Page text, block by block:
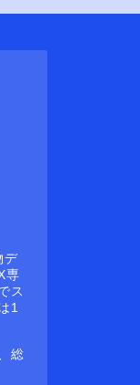
デ
専
ス
1
総